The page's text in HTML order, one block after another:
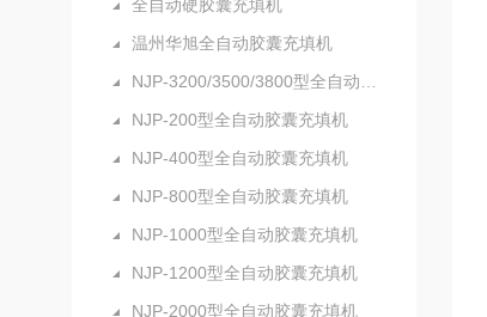
全自动硬胶囊充填机
温州华旭全自动胶囊充填机
NJP-200型全自动胶囊充填机
NJP-400型全自动胶囊充填机
NJP-800型全自动胶囊充填机
NJP-1000型全自动胶囊充填机
NJP-1200型全自动胶囊充填机
NJP-2000型全自动胶囊充填机